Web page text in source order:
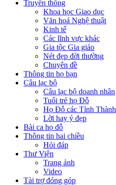
Truyền thống
Khoa học Giao dục
Văn hoá Nghệ thuật
Kinh tế
Các lĩnh vực khác
Gia tộc Gia giáo
Nét đẹp đời thường
Chuyên đề
Thông tin họ bạn
Câu lạc bộ
Câu lạc bộ doanh nhân
Tuổi trẻ họ Đỗ
Họ Đỗ các Tỉnh Thành
Lời hay ý đẹp
Bài ca họ đỗ
Thông tin hai chiều
Hỏi đáp
Thư Viện
Trang ảnh
Video
Tài trợ đóng góp